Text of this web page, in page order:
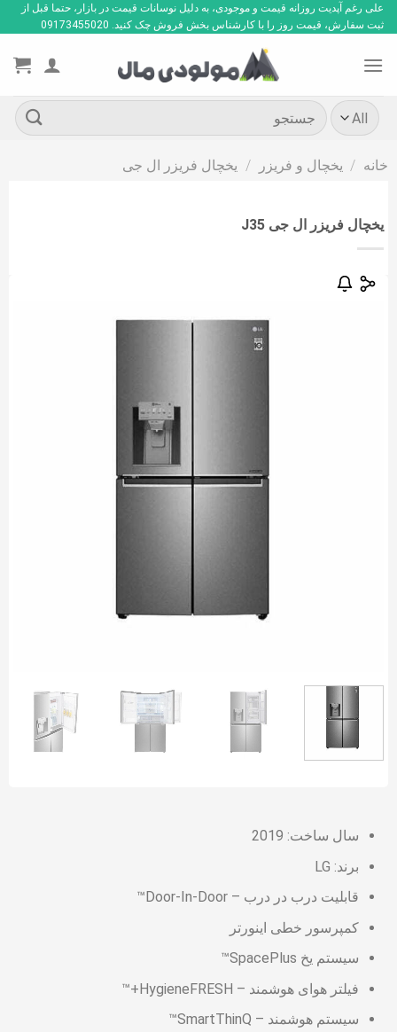
Skip
to
علی رغم آپدیت روزانه قیمت و موجودی، به دلیل نوسانات قیمت در بازار، حتما قبل از
ثبت سفارش، قیمت روز را با کارشناس بخش فروش چک کنید. 09173455020
جستجو
برای:
خانه / یخچال و فریزر / یخچال فریزر ال جی
یخچال فریزر ال جی J35
سال ساخت: 2019
برند: LG
قابلیت درب در درب – Door-In-Door™
کمپرسور خطی اینورتر
سیستم یخ SpacePlus™
فیلتر هوای هوشمند – HygieneFRESH+™
سیستم هوشمند – SmartThinQ™